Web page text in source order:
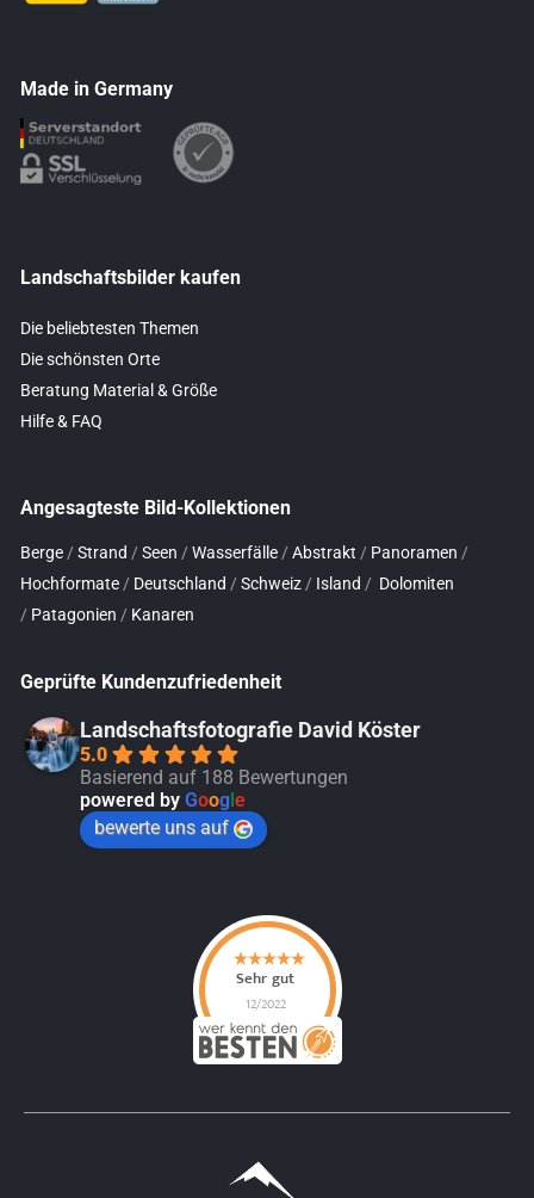
Made in Germany
Landschaftsbilder kaufen
Die beliebtesten Themen
Die schönsten Orte
Beratung Material & Größe
Hilfe & FAQ
Angesagteste Bild-Kollektionen
Berge/ Strand / Seen / Wasserfälle/ Abstrakt / Panoramen /
Hochformate/ Deutschland / Schweiz/ Island / Dolomiten
/ Patagonien / Kanaren
Geprüfte Kundenzufriedenheit
Landschaftsfotografie David Köster
5.0
Basierend auf 188 Bewertungen
powered by Goog e
bewerte uns auf